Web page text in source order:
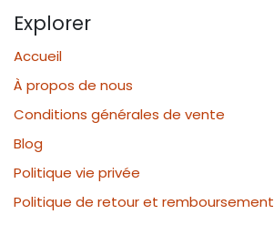
Explorer
Accueil
À propos de nous
Conditions générales de vente
Blog
Politique vie privée
Politique de retour et remboursement